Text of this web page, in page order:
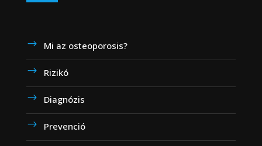
Mi az osteoporosis?
Rizikó
Diagnózis
Prevenció